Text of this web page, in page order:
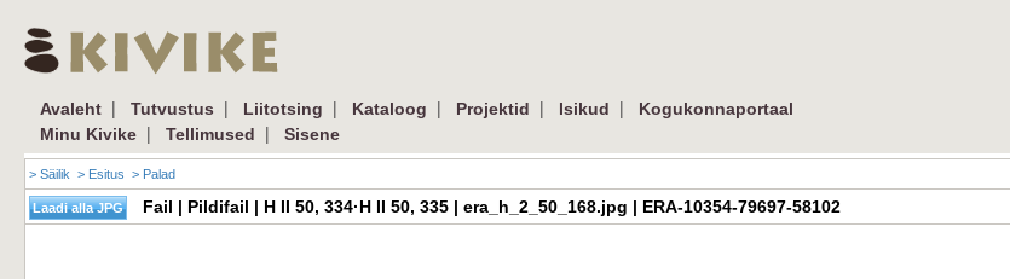
Avaleht | Tutvustus | Liitotsing | Kataloog | Projektid | Isikud |
Kogukonnaportaal
Minu Kivike | Tellimused | Sisene
> Säilik > Esitus > Palad
Fail | Pildifail | H II 50, 334·H II 50, 335 | era_h_2_50_168.jpg | ERA-10354-79697-58102